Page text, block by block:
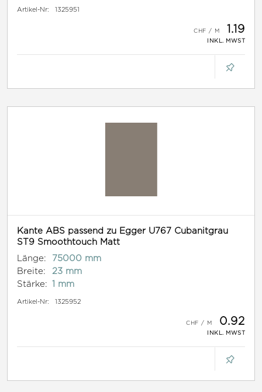
Artikel-Nr: 1325951
1.19
INKL. MWST
Kante ABS passend zu Egger U767 Cubanitgrau
ST9 Smoothtouch Matt
Länge:
75000 mm
Breite:
23 mm
Stärke: 1 mm
Artikel-Nr: 1325952
0.92
INKL. MWST